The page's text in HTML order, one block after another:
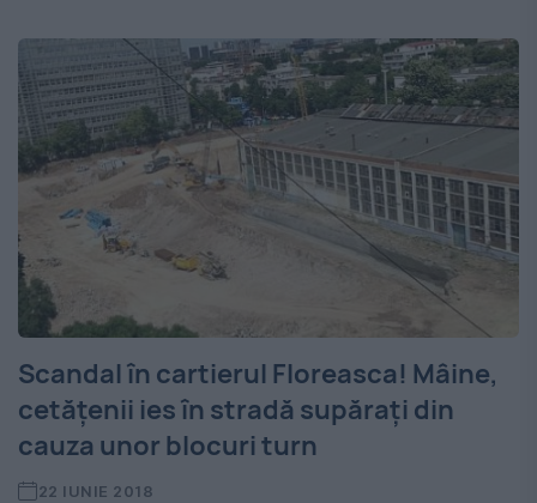
Scandal în cartierul Floreasca! Mâine,
cetățenii ies în stradă supărați din
cauza unor blocuri turn
22 IUNIE 2018